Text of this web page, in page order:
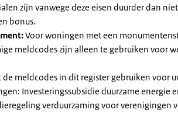
zijn vanwege deze eisen duurder dan
bonus.
Voor woningen met een
meldcodes zijn alleen te gebruiken voor
de meldcodes in dit register gebruiken voor
Investeringssubsidie duurzame energie
verduurzaming voor verenigingen